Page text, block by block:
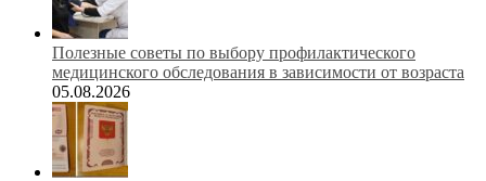
Полезные советы по выбору профилактического
медицинского обследования в зависимости от возраста
05.08.2026